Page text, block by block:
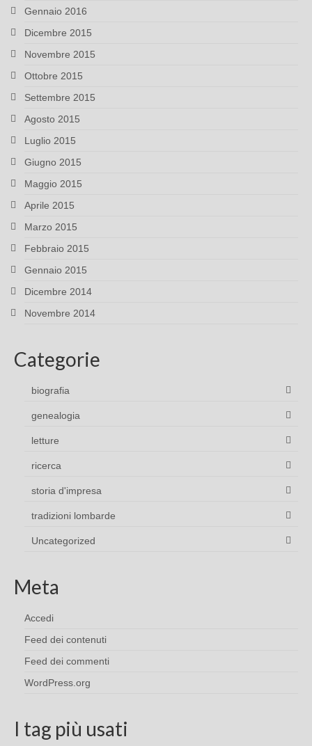
Gennaio 2016
Dicembre 2015
Novembre 2015
Ottobre 2015
Settembre 2015
Agosto 2015
Luglio 2015
Giugno 2015
Maggio 2015
Aprile 2015
Marzo 2015
Febbraio 2015
Gennaio 2015
Dicembre 2014
Novembre 2014
Categorie
biografia
genealogia
letture
ricerca
storia d'impresa
tradizioni lombarde
Uncategorized
Meta
Accedi
Feed dei contenuti
Feed dei commenti
WordPress.org
I tag più usati